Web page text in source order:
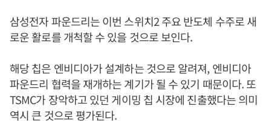
삼성전자 파운드리는 이번 스위치2 주요 반도체 수주로 새
로운 활로를 개척할 수 있을 것으로 보인다.
해당 칩은 엔비디아가 설계하는 것으로 알려져, 엔비디아
파운드리 협력을 재개하는 계기가 될 수 있기 때문이다. 또
TSMC가 장악하고 있던 게이밍 칩 시장에 진출했다는 의미
역시 큰 것으로 평가된다.